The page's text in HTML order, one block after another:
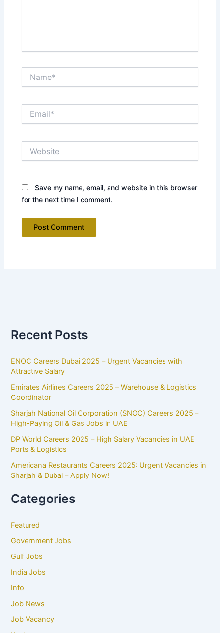
Save my name, email, and website in this browser
for the next time I comment.
Recent Posts
ENOC Careers Dubai 2025 – Urgent Vacancies with
Attractive Salary
Emirates Airlines Careers 2025 – Warehouse & Logistics
Coordinator
Sharjah National Oil Corporation (SNOC) Careers 2025 –
High-Paying Oil & Gas Jobs in UAE
DP World Careers 2025 – High Salary Vacancies in UAE
Ports & Logistics
Americana Restaurants Careers 2025: Urgent Vacancies in
Sharjah & Dubai – Apply Now!
Categories
Featured
Government Jobs
Gulf Jobs
India Jobs
Info
Job News
Job Vacancy